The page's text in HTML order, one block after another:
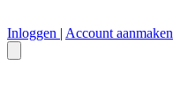
Inloggen | Account aanmaken